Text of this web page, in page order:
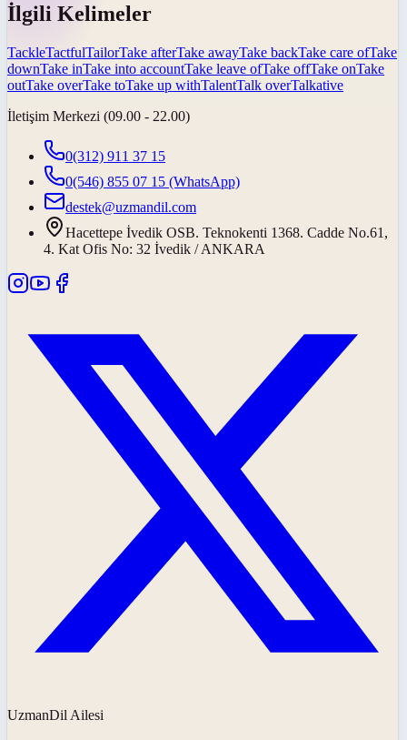
İlgili Kelimeler
TackleTactfulTailorTake afterTake awayTake backTake care ofTake
downTake inTake into accountTake leave ofTake offTake onTake
outTake overTake toTake up withTalentTalk overTalkative
İletişim Merkezi (09.00 - 22.00)
0(312) 911 37 15
0(546) 855 07 15 (WhatsApp)
destek@uzmandil.com
Hacettepe İvedik OSB. Teknokenti 1368. Cadde No.61,
4. Kat Ofis No: 32 İvedik / ANKARA
UzmanDil Ailesi